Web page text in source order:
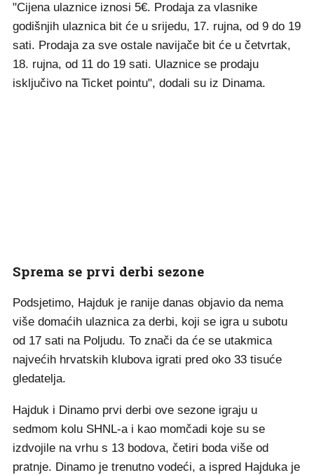
"Cijena ulaznice iznosi 5€. Prodaja za vlasnike
godišnjih ulaznica bit će u srijedu, 17. rujna, od 9 do 19
sati. Prodaja za sve ostale navijače bit će u četvrtak,
18. rujna, od 11 do 19 sati. Ulaznice se prodaju
isključivo na Ticket pointu", dodali su iz Dinama.
Sprema se prvi derbi sezone
Podsjetimo, Hajduk je ranije danas objavio da nema
više domaćih ulaznica za derbi, koji se igra u subotu
od 17 sati na Poljudu. To znači da će se utakmica
najvećih hrvatskih klubova igrati pred oko 33 tisuće
gledatelja.
Hajduk i Dinamo prvi derbi ove sezone igraju u
sedmom kolu SHNL-a i kao momčadi koje su se
izdvojile na vrhu s 13 bodova, četiri boda više od
pratnje. Dinamo je trenutno vodeći, a ispred Hajduka je